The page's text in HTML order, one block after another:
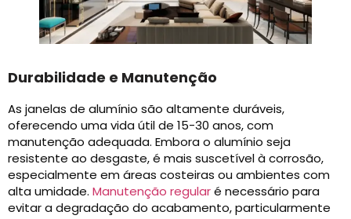
Durabilidade e Manutenção
As janelas de alumínio são altamente duráveis,
oferecendo uma vida útil de 15-30 anos, com
manutenção adequada. Embora o alumínio seja
resistente ao desgaste, é mais suscetível à corrosão,
especialmente em áreas costeiras ou ambientes com
alta umidade. Manutenção regularé necessário para
evitar a degradação do acabamento, particularmente